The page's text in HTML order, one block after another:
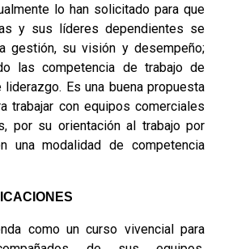
lo han solicitado para que
y sus líderes dependientes se
gestión, su visión y desempeño;
las competencia de trabajo de
Es una buena propuesta
trabajar con equipos comerciales
por su orientación al trabajo por
una modalidad de competencia
como un curso vivencial para